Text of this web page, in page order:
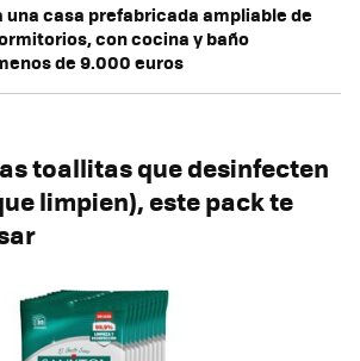
una casa prefabricada ampliable de
con cocina y baño
de 9.000 euros
toallitas que desinfecten
limpien), este pack te